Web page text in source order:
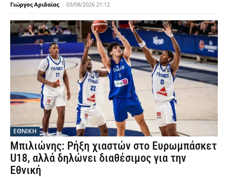
Γιώργος Αριδαίας - 03/08/2026 21:12
ΕΘΝΙΚΉ
Μπιλιώνης: Ρήξη χιαστών στο Ευρωμπάσκετ
U18, αλλά δηλώνει διαθέσιμος για την
Εθνική